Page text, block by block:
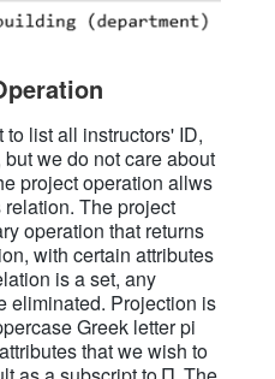
list all instructors' ID,
we do not care about
project operation allws
The project
operation that returns
with certain attributes
is a set, any
eliminated. Projection is
Greek letter pi
that we wish to